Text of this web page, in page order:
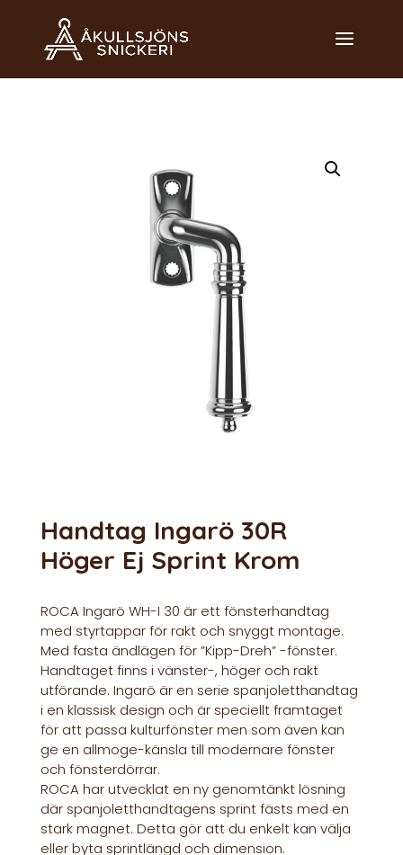
Handtag Ingarö 30R
Höger Ej Sprint Krom
ROCA Ingarö WH-I 30 är ett fönsterhandtag
med styrtappar för rakt och snyggt montage.
Med fasta ändlägen för ”Kipp-Dreh” -fönster.
Handtaget finns i vänster-, höger och rakt
utförande. Ingarö är en serie spanjoletthandtag
i en klassisk design och är speciellt framtaget
för att passa kulturfönster men som även kan
ge en allmoge-känsla till modernare fönster
och fönsterdörrar.
ROCA har utvecklat en ny genomtänkt lösning
där spanjoletthandtagens sprint fästs med en
stark magnet. Detta gör att du enkelt kan välja
eller byta sprintlängd och dimension.